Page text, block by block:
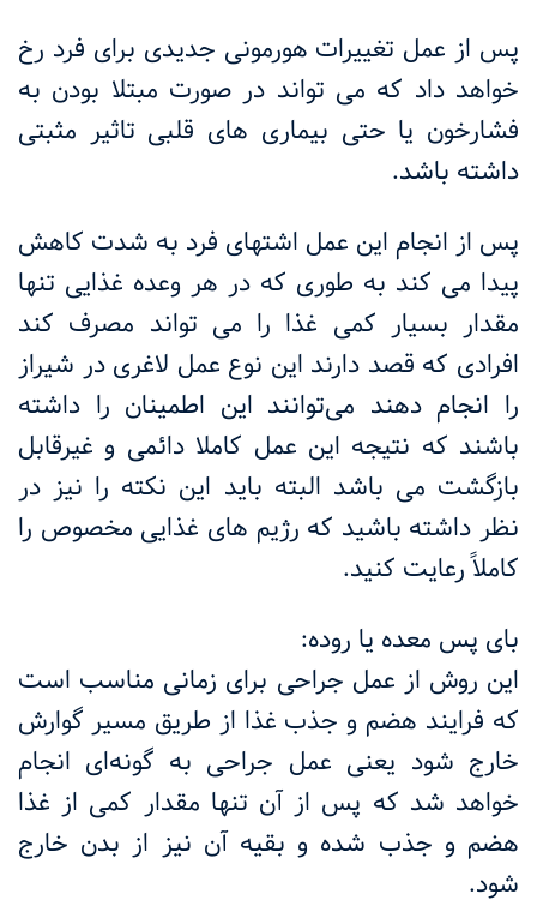
پس از عمل تغییرات هورمونی جدیدی برای فرد رخ
خواهد داد که می ‌تواند در صورت مبتلا بودن به
فشارخون یا حتی بیماری های قلبی تاثیر مثبتی
داشته باشد.
پس از انجام این عمل اشتهای فرد به شدت کاهش
پیدا می ‌کند به طوری که در هر وعده غذایی تنها
مقدار بسیار کمی غذا را می تواند مصرف کند
افرادی که قصد دارند این نوع عمل لاغری در شیراز
را انجام دهند می‌توانند این اطمینان را داشته
باشند که نتیجه این عمل کاملا دائمی و غیرقابل
بازگشت می باشد البته باید این نکته را نیز در
نظر داشته باشید که رژیم های غذایی مخصوص را
کاملاً رعایت کنید.
بای پس معده یا روده:
این روش از عمل جراحی برای زمانی مناسب است
که فرایند هضم و جذب غذا از طریق مسیر گوارش
خارج شود یعنی عمل جراحی به گونه‌ای انجام
خواهد شد که پس از آن تنها مقدار کمی از غذا
هضم و جذب شده و بقیه آن نیز از بدن خارج
شود.